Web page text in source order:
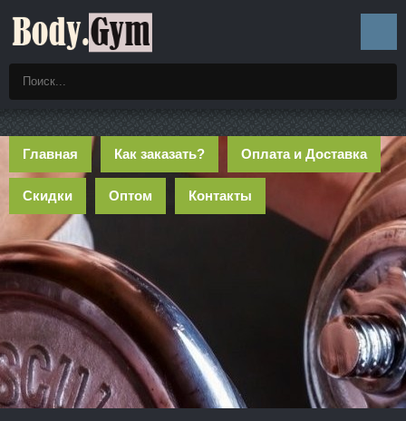
Главная Как заказать? Оплата и Доставка
Скидки Оптом Контакты